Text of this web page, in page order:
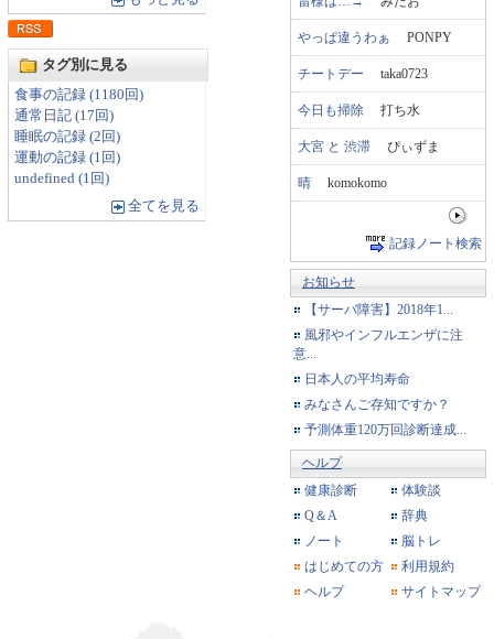
タグ別に見る
食事の記録 (1180回)
通常日記 (17回)
睡眠の記録 (2回)
運動の記録 (1回)
undefined (1回)
全てを見る
やっぱ違うわぁ PONPY
チートデー taka0723
今日も掃除 打ち水
大宮 と 渋滞 ぴぃずま
晴 komokomo
記録ノート検索
お知らせ
【サーバ障害】2018年1...
風邪やインフルエンザに注
意...
日本人の平均寿命
みなさんご存知ですか？
予測体重120万回診断達成...
ヘルプ
健康診断
体験談
Q＆A
辞典
ノート
脳トレ
はじめての方
利用規約
ヘルプ
サイトマップ